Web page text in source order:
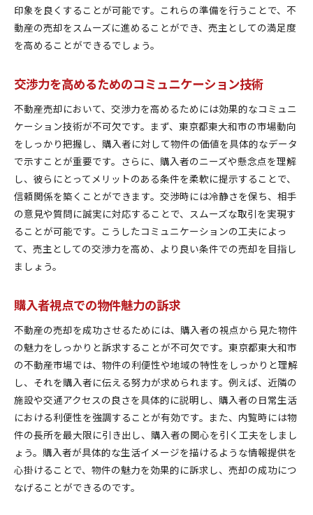
印象を良くすることが可能です。これらの準備を行うことで、不
動産の売却をスムーズに進めることができ、売主としての満足度
を高めることができるでしょう。
交渉力を高めるためのコミュニケーション技術
不動産売却において、交渉力を高めるためには効果的なコミュニ
ケーション技術が不可欠です。まず、東京都東大和市の市場動向
をしっかり把握し、購入者に対して物件の価値を具体的なデータ
で示すことが重要です。さらに、購入者のニーズや懸念点を理解
し、彼らにとってメリットのある条件を柔軟に提示することで、
信頼関係を築くことができます。交渉時には冷静さを保ち、相手
の意見や質問に誠実に対応することで、スムーズな取引を実現す
ることが可能です。こうしたコミュニケーションの工夫によっ
て、売主としての交渉力を高め、より良い条件での売却を目指し
ましょう。
購入者視点での物件魅力の訴求
不動産の売却を成功させるためには、購入者の視点から見た物件
の魅力をしっかりと訴求することが不可欠です。東京都東大和市
の不動産市場では、物件の利便性や地域の特性をしっかりと理解
し、それを購入者に伝える努力が求められます。例えば、近隣の
施設や交通アクセスの良さを具体的に説明し、購入者の日常生活
における利便性を強調することが有効です。また、内覧時には物
件の長所を最大限に引き出し、購入者の関心を引く工夫をしまし
ょう。購入者が具体的な生活イメージを描けるような情報提供を
心掛けることで、物件の魅力を効果的に訴求し、売却の成功につ
なげることができるのです。